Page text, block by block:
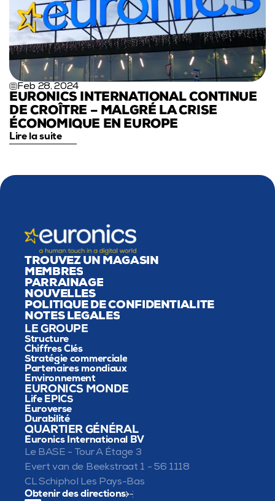
Feb 28, 2024
EURONICS INTERNATIONAL CONTINUE
DE CROÎTRE – MALGRÉ LA CRISE
ÉCONOMIQUE EN EUROPE
Lire la suite
TROUVEZ UN MAGASIN
MEMBRES
PARRAINAGE
NOUVELLES
POLITIQUE DE CONFIDENTIALITÉ
NOTES LÉGALES
LE GROUPE
Structure
Chiffres Clés
Stratégie commerciale
Partenaires mondiaux
Environnement
EURONICS MONDE
Life EPICS
Euroverse
Durabilité
QUARTIER GÉNÉRAL
Euronics International BV
Le BASE - Tour A Étage 3
Evert van de Beekstraat 1 - 56 1118
CL Schiphol Les Pays-Bas
Obtenir des directions